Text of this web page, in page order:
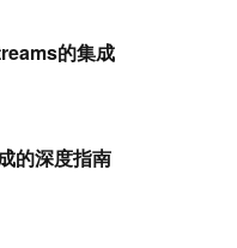
的集成
的深度指南